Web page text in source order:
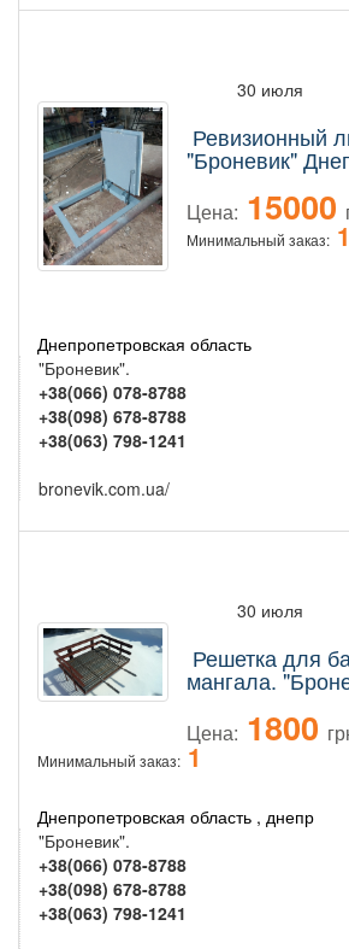
30 июля
Ревизионный
"Броневик"
Цена: 15000
Минимальный заказ: 1
Днепропетровская область
"Броневик".
+38(066) 078-8788
+38(098) 678-8788
+38(063) 798-1241
bronevik.com.ua/
30 июля
Решетка для
мангала.
Цена: 1800
Минимальный заказ: 1
Днепропетровская область , днепр
"Броневик".
+38(066) 078-8788
+38(098) 678-8788
+38(063) 798-1241